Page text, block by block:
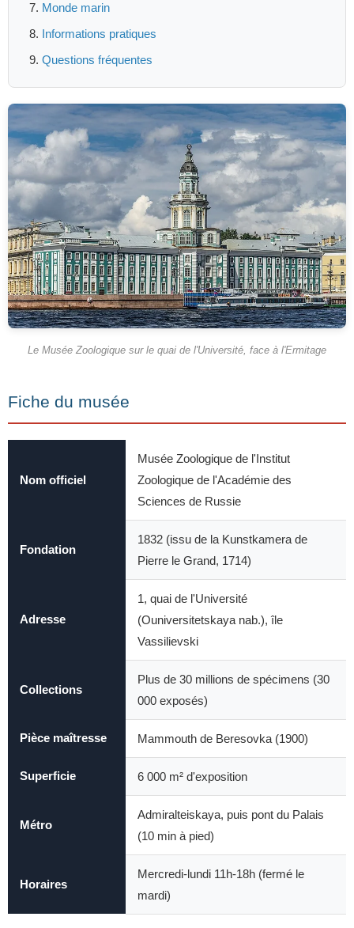
Monde marin
Informations pratiques
Questions fréquentes
Le Musée Zoologique sur le quai de l'Université, face à l'Ermitage
Fiche du musée
Nom officiel
Musée Zoologique de l'Institut
Zoologique de l'Académie des
Sciences de Russie
Fondation
1832 (issu de la Kunstkamera de
Pierre le Grand, 1714)
Adresse
1, quai de l'Université
(Ouniversitetskaya nab.), île
Vassilievski
Collections
Plus de 30 millions de spécimens (30
000 exposés)
Pièce maîtresse Mammouth de Beresovka (1900)
Superficie 6 000 m² d'exposition
Métro
Admiralteiskaya, puis pont du Palais
(10 min à pied)
Horaires
Mercredi-lundi 11h-18h (fermé le
mardi)